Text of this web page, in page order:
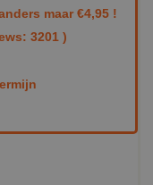
maar €4,95 !
3201 )